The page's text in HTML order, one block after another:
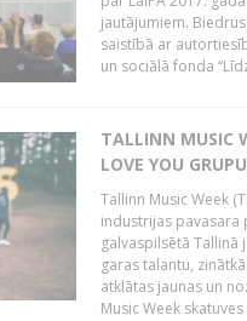
jautājumiem.
saistībā ar
un sociālā fonda
TALLINN MUSIC
LOVE YOU
Tallinn Music Week
industrijas pavasara
galvaspilsētā Tallinā
garas talantu,
atklātas jaunas un
Music Week